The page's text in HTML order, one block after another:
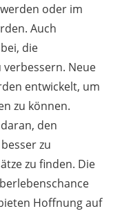
oder im
Auch
die
Neue
entwickelt, um
zu können.
den
zu
zu finden. Die
Hoffnung auf